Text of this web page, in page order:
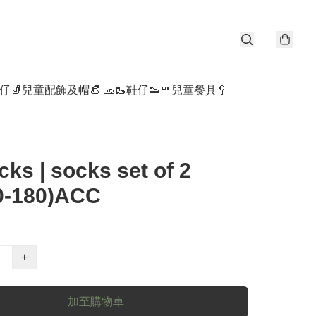
🧦 兒童配飾及帽👒 🧢🥾鞋仔👟 🍴兒童餐具🥄
| socks set of 2
180)ACC
+
加至購物車